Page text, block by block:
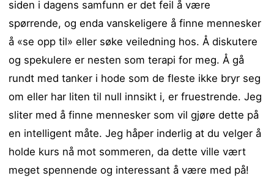
siden i dagens samfunn er det feil å være
spørrende, og enda vanskeligere å finne mennesker
å «se opp til» eller søke veiledning hos. Å diskutere
og spekulere er nesten som terapi for meg. Å gå
rundt med tanker i hode som de fleste ikke bryr seg
om eller har liten til null innsikt i, er fruestrende. Jeg
sliter med å finne mennesker som vil gjøre dette på
en intelligent måte. Jeg håper inderlig at du velger å
holde kurs nå mot sommeren, da dette ville vært
meget spennende og interessant å være med på!